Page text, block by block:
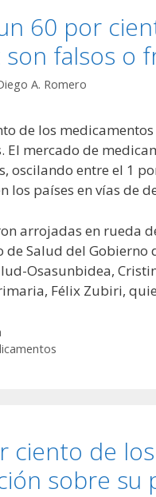
60 por
falsos o
A. Romero
de los
El mercado de
oscilando entre el 1
los países en vías de
arrojadas en rueda
Salud del Gobierno
Osasunbidea,
Félix Zubiri,
ciento de
sobre su